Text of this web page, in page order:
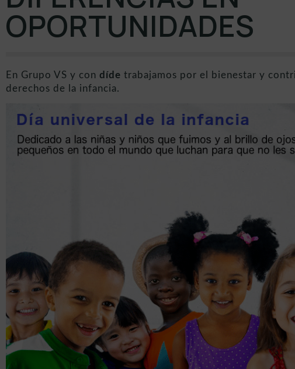
OPORTUNIDADES
En Grupo VS y con díde trabajamos por el bienestar y
derechos de la infancia.